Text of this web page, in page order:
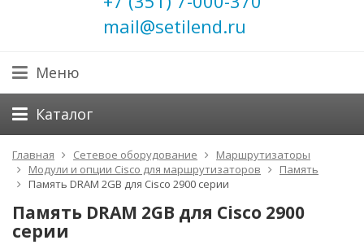
mail@setilend.ru
Меню
Каталог
Главная Сетевое оборудование
Маршрутизаторы
Модули и опции Cisco для маршрутизаторов
Память
Память DRAM 2GB для Cisco 2900 серии
Память DRAM 2GB для Cisco 2900
серии